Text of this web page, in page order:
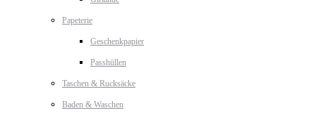
Papeterie
Geschenkpapier
Passhüllen
Taschen & Rucksäcke
Baden & Waschen